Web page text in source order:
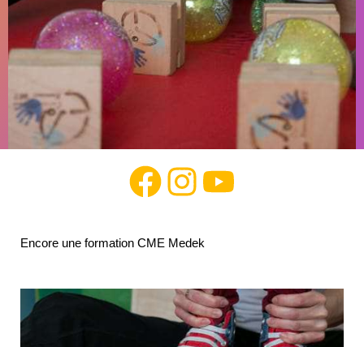
Encore une formation CME Medek